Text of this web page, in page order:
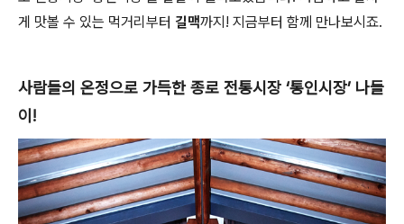
게 맛볼 수 있는 먹거리부터 길맥까지! 지금부터 함께 만나보시죠.
사람들의 온정으로 가득한 종로 전통시장 ‘통인시장’ 나들
이!